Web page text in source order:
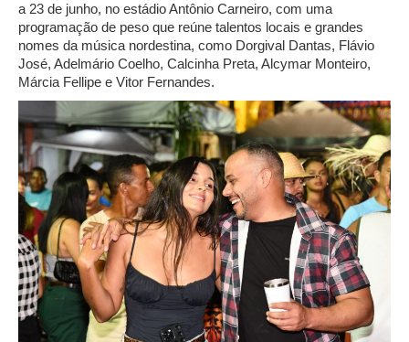
a 23 de junho, no estádio Antônio Carneiro, com uma
programação de peso que reúne talentos locais e grandes
nomes da música nordestina, como Dorgival Dantas, Flávio
José, Adelmário Coelho, Calcinha Preta, Alcymar Monteiro,
Márcia Fellipe e Vitor Fernandes.